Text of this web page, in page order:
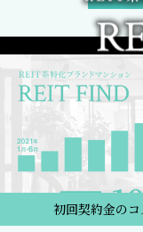
初回契約金の